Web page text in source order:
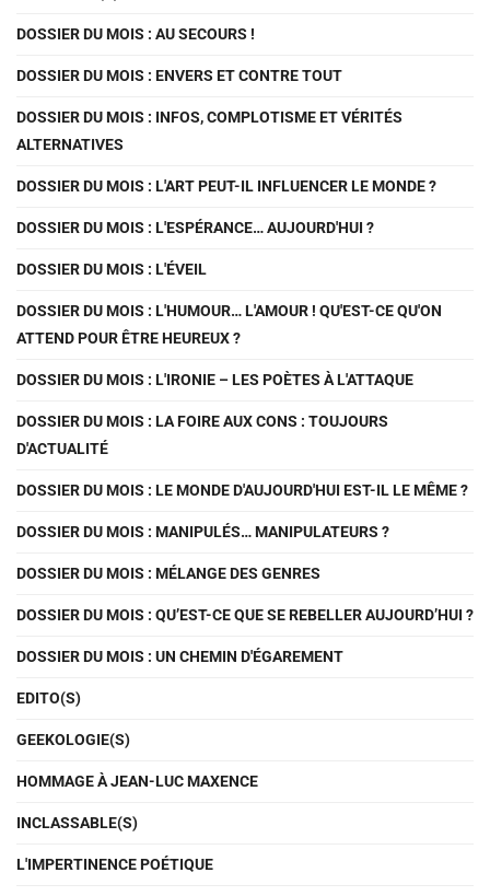
DOSSIER DU MOIS : AU SECOURS !
DOSSIER DU MOIS : ENVERS ET CONTRE TOUT
DOSSIER DU MOIS : INFOS, COMPLOTISME ET VÉRITÉS
ALTERNATIVES
DOSSIER DU MOIS : L'ART PEUT-IL INFLUENCER LE MONDE ?
DOSSIER DU MOIS : L'ESPÉRANCE… AUJOURD'HUI ?
DOSSIER DU MOIS : L'ÉVEIL
DOSSIER DU MOIS : L'HUMOUR… L'AMOUR ! QU'EST-CE QU'ON
ATTEND POUR ÊTRE HEUREUX ?
DOSSIER DU MOIS : L'IRONIE – LES POÈTES À L'ATTAQUE
DOSSIER DU MOIS : LA FOIRE AUX CONS : TOUJOURS
D'ACTUALITÉ
DOSSIER DU MOIS : LE MONDE D'AUJOURD'HUI EST-IL LE MÊME ?
DOSSIER DU MOIS : MANIPULÉS… MANIPULATEURS ?
DOSSIER DU MOIS : MÉLANGE DES GENRES
DOSSIER DU MOIS : QU’EST-CE QUE SE REBELLER AUJOURD’HUI ?
DOSSIER DU MOIS : UN CHEMIN D'ÉGAREMENT
EDITO(S)
GEEKOLOGIE(S)
HOMMAGE À JEAN-LUC MAXENCE
INCLASSABLE(S)
L'IMPERTINENCE POÉTIQUE